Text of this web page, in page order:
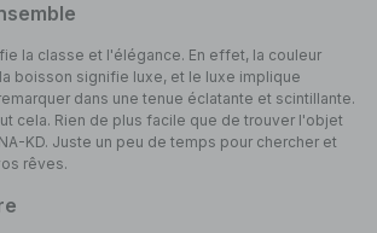
la classe et l'élégance. En effet, la couleur
boisson signifie luxe, et le luxe implique
dans une tenue éclatante et scintillante.
cela. Rien de plus facile que de trouver l'objet
KD. Juste un peu de temps pour chercher et
rêves.